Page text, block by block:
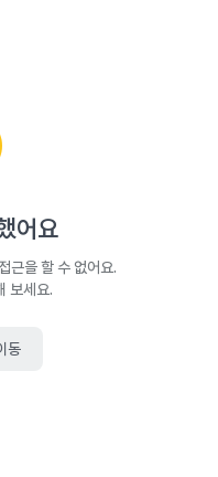
어요
근을 할 수 없어요.
보세요.
동